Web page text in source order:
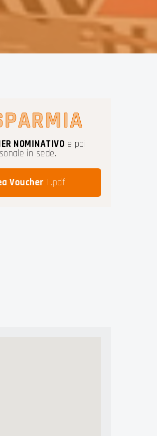
NOMINATIVO e poi
in sede.
Voucher | .pdf